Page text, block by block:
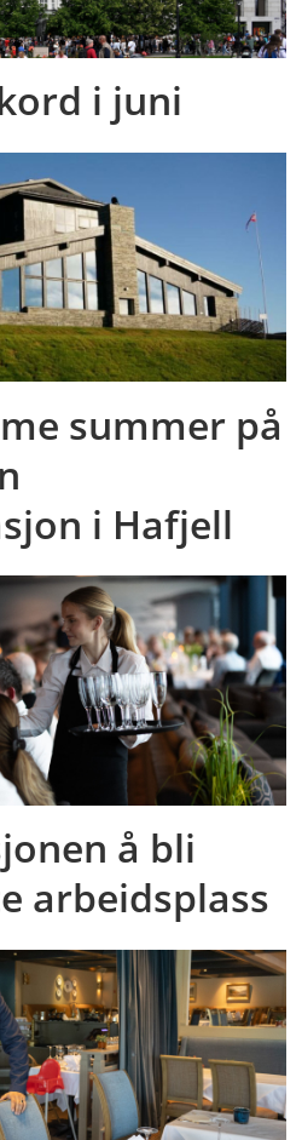
i juni
summer på
i Hafjell
å bli
arbeidsplass